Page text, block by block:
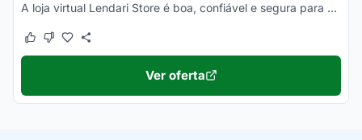
A loja virtual Lendari Store é boa, confiável e segura para compras na internet. Pesquise, confira os comentários e constate!
Este cupom funcionou
Este cupom não funcionou
Ver oferta